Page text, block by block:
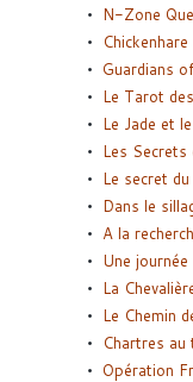
N-Zone
Guardians
Le Tarot
Le Jade et
Les Secrets
Le secret
Dans le
A la
Une
La
Le Chemin
Chartres
Opération